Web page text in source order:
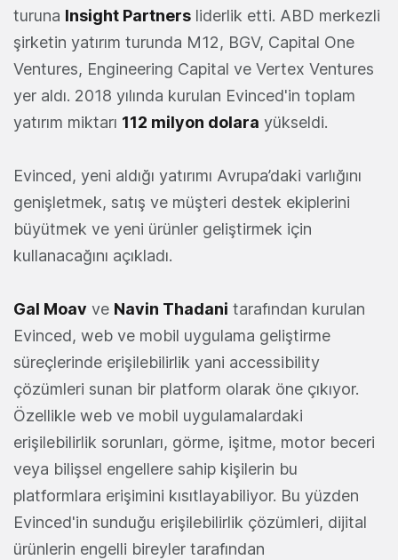
turuna Insight Partners liderlik etti. ABD merkezli
şirketin yatırım turunda M12, BGV, Capital One
Ventures, Engineering Capital ve Vertex Ventures
yer aldı. 2018 yılında kurulan Evinced'in toplam
yatırım miktarı 112 milyon dolara yükseldi.
Evinced, yeni aldığı yatırımı Avrupa’daki varlığını
genişletmek, satış ve müşteri destek ekiplerini
büyütmek ve yeni ürünler geliştirmek için
kullanacağını açıkladı.
Gal Moav ve Navin Thadani tarafından kurulan
Evinced, web ve mobil uygulama geliştirme
süreçlerinde erişilebilirlik yani accessibility
çözümleri sunan bir platform olarak öne çıkıyor.
Özellikle web ve mobil uygulamalardaki
erişilebilirlik sorunları, görme, işitme, motor beceri
veya bilişsel engellere sahip kişilerin bu
platformlara erişimini kısıtlayabiliyor. Bu yüzden
Evinced'in sunduğu erişilebilirlik çözümleri, dijital
ürünlerin engelli bireyler tarafından